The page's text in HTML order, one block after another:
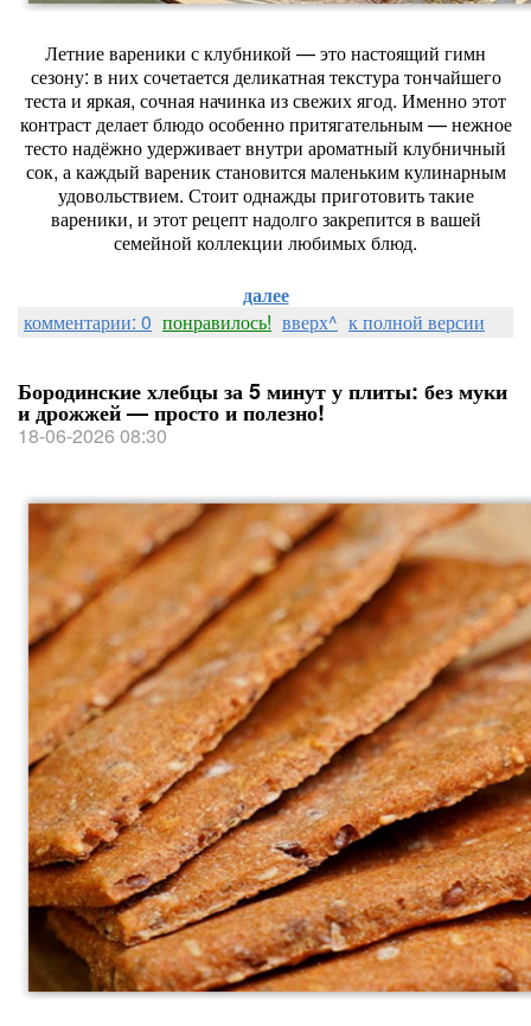
Летниевареники склубникой — этонастоящий гимн
сезону: в нихсочетаетсяделикатнаятекстуратончайшего
тестаи яркая, сочнаяначинкаизсвежихягод. Именноэтот
контрастделаетблюдоособеннопритягательным— нежное
тестонадёжноудерживаетвнутри ароматный клубничный
сок, акаждый вареникстановитсямаленькимкулинарным
удовольствием. Стоитоднаждыприготовитьтакие
вареники, и этотрецептнадолгозакрепитсяв вашей
семейной коллекции любимыхблюд.
далее
комментарии: 0 понравилось! вверх^ к полной версии
Бородинские хлебцы за 5 минут у плиты: без муки
и дрожжей — просто и полезно!
18-06-2026 08:30